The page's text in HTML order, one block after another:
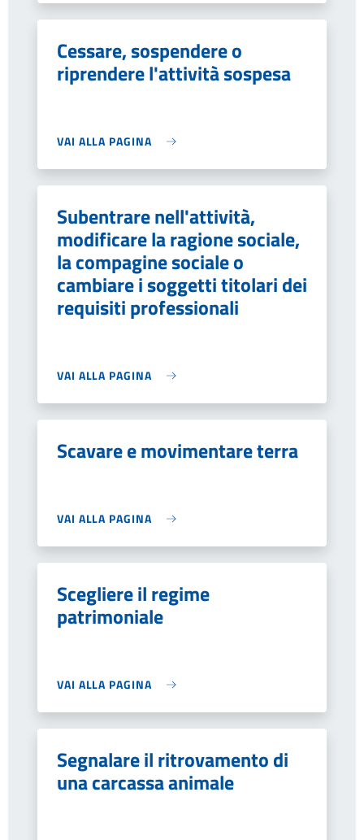
Cessare, sospendere o
riprendere l'attività sospesa
VAI ALLA PAGINA
Subentrare nell'attività,
modificare la ragione sociale,
la compagine sociale o
cambiare i soggetti titolari dei
requisiti professionali
VAI ALLA PAGINA
Scavare e movimentare terra
VAI ALLA PAGINA
Scegliere il regime
patrimoniale
VAI ALLA PAGINA
Segnalare il ritrovamento di
una carcassa animale